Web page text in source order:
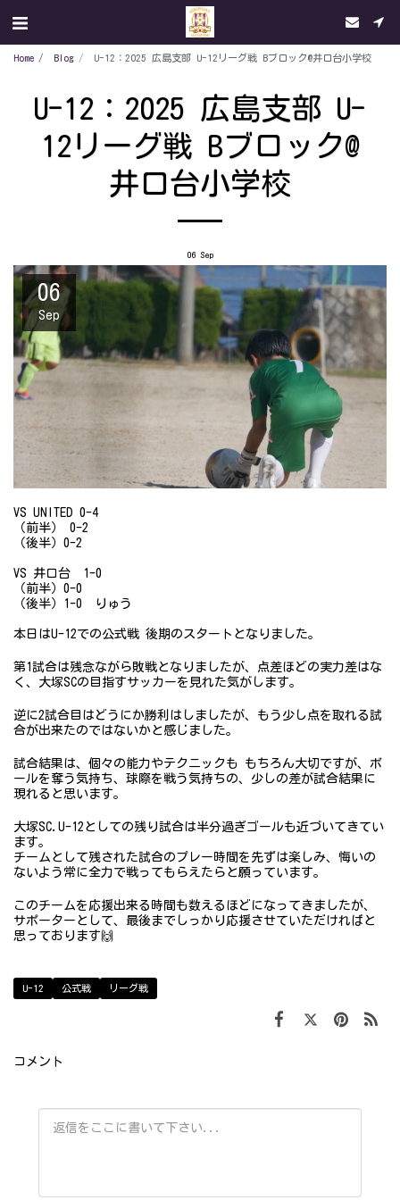
Home Blog U-12：2025 広島支部 U-12リーグ戦 Bブロック@井口台小学校
U-12：2025 広島支部 U-
12リーグ戦 Bブロック@
井口台小学校
06Sep
06
Sep
VS UNITED 0-4
（前半） 0-2
（後半）0-2
VS 井口台 1-0
（前半）0-0
（後半）1-0 りゅう
本日はU-12での公式戦 後期のスタートとなりました。
第1試合は残念ながら敗戦となりましたが、点差ほどの実力差はな
く、大塚SCの目指すサッカーを見れた気がします。
逆に2試合目はどうにか勝利はしましたが、もう少し点を取れる試
合が出来たのではないかと感じました。
試合結果は、個々の能力やテクニックも もちろん大切ですが、ボ
ールを奪う気持ち、球際を戦う気持ちの、少しの差が試合結果に
現れると思います。
大塚SC.U-12としての残り試合は半分過ぎゴールも近づいてきてい
ます。
チームとして残された試合のプレー時間を先ずは楽しみ、悔いの
ないよう常に全力で戦ってもらえたらと願っています。
このチームを応援出来る時間も数えるほどになってきましたが、
サポーターとして、最後までしっかり応援させていただければと
思っております🙌
U-12 公式戦 リーグ戦
コメント